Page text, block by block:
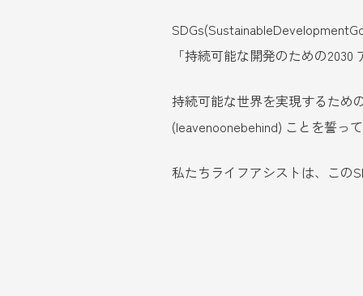
「持続可能な開発のための
持続可能な世界を実現するため
(leavenoonebehind) ことを誓っ
私たちライフアシストは、この